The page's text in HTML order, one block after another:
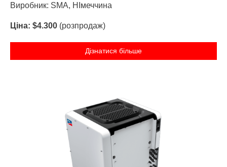
Виробник: SMA, НІмеччина
Ціна: $4.300 (розпродаж)
Дізнатися більше